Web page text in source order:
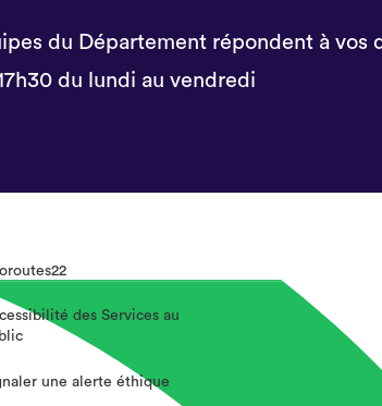
du Département répondent à vos
du lundi au vendredi
des Services au
une alerte éthique